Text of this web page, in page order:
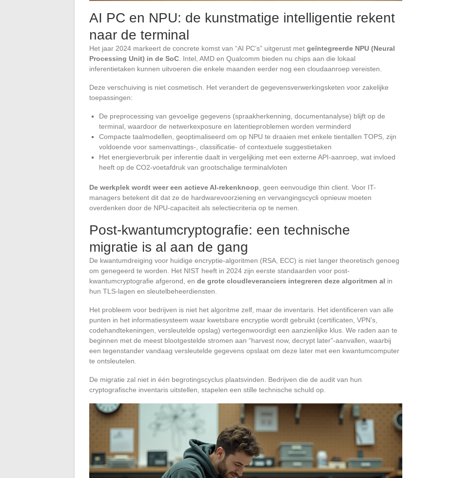
AI PC en NPU: de kunstmatige intelligentie rekent
naar de terminal
Het jaar 2024 markeert de concrete komst van “AI PC’s” uitgerust met geïntegreerde NPU (Neural
Processing Unit) in de SoC . Intel, AMD en Qualcomm bieden nu chips aan die lokaal
inferentietaken kunnen uitvoeren die enkele maanden eerder nog een cloudaanroep vereisten.
Deze verschuiving is niet cosmetisch. Het verandert de gegevensverwerkingsketen voor zakelijke
toepassingen:
De preprocessing van gevoelige gegevens (spraakherkenning, documentanalyse) blijft op de
terminal, waardoor de netwerkexposure en latentieproblemen worden verminderd
Compacte taalmodellen, geoptimaliseerd om op NPU te draaien met enkele tientallen TOPS, zijn
voldoende voor samenvattings-, classificatie- of contextuele suggestietaken
Het energieverbruik per inferentie daalt in vergelijking met een externe API-aanroep, wat invloed
heeft op de CO2-voetafdruk van grootschalige terminalvloten
De werkplek wordt weer een actieve AI-rekenknoop , geen eenvoudige thin client. Voor IT-
managers betekent dit dat ze de hardwarevoorziening en vervangingscycli opnieuw moeten
overdenken door de NPU-capaciteit als selectiecriteria op te nemen.
Post-kwantumcryptografie: een technische
migratie is al aan de gang
De kwantumdreiging voor huidige encryptie-algoritmen (RSA, ECC) is niet langer theoretisch genoeg
om genegeerd te worden. Het NIST heeft in 2024 zijn eerste standaarden voor post-
kwantumcryptografie afgerond, en de grote cloudleveranciers integreren deze algoritmen al in
hun TLS-lagen en sleutelbeheerdiensten.
Het probleem voor bedrijven is niet het algoritme zelf, maar de inventaris. Het identificeren van alle
punten in het informatiesysteem waar kwetsbare encryptie wordt gebruikt (certificaten, VPN’s,
codehandtekeningen, versleutelde opslag) vertegenwoordigt een aanzienlijke klus. We raden aan te
beginnen met de meest blootgestelde stromen aan “harvest now, decrypt later”-aanvallen, waarbij
een tegenstander vandaag versleutelde gegevens opslaat om deze later met een kwantumcomputer
te ontsleutelen.
De migratie zal niet in één begrotingscyclus plaatsvinden. Bedrijven die de audit van hun
cryptografische inventaris uitstellen, stapelen een stille technische schuld op.